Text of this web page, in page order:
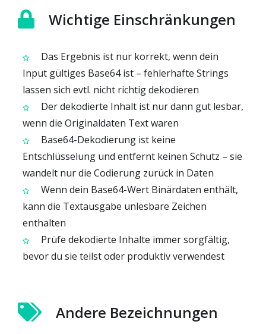
Wichtige Einschränkungen
Das Ergebnis ist nur korrekt, wenn dein
Input gültiges Base64 ist – fehlerhafte Strings
lassen sich evtl. nicht richtig dekodieren
Der dekodierte Inhalt ist nur dann gut lesbar,
wenn die Originaldaten Text waren
Base64-Dekodierung ist keine
Entschlüsselung und entfernt keinen Schutz – sie
wandelt nur die Codierung zurück in Daten
Wenn dein Base64-Wert Binärdaten enthält,
kann die Textausgabe unlesbare Zeichen
enthalten
Prüfe dekodierte Inhalte immer sorgfältig,
bevor du sie teilst oder produktiv verwendest
Andere Bezeichnungen